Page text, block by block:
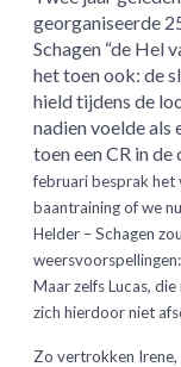
georganiseerde
Schagen “de Hel
het toen ook: de
hield tijdens de
nadien voelde als
toen een CR in
februari besprak het
baantraining of we
Helder – Schagen
Maar zelfs Lucas,
zich hierdoor niet
Zo vertrokken